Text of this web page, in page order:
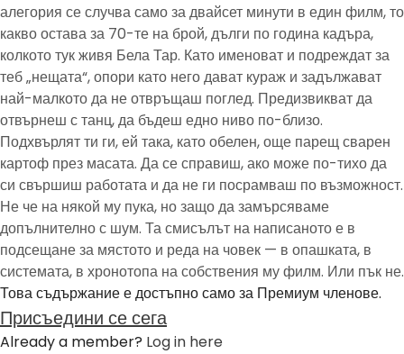
алегория се случва само за двайсет минути в един филм, то
какво остава за 70-те на брой, дълги по година кадъра,
колкото тук живя Бела Тар. Като именоват и подреждат за
теб „нещата“, опори като него дават кураж и задължават
най-малкото да не отвръщаш поглед. Предизвикват да
отвърнеш с танц, да бъдеш едно ниво по-близо.
Подхвърлят ти ги, ей така, като обелен, още парещ сварен
картоф през масата. Да се справиш, ако може по-тихо да
си свършиш работата и да не ги посрамваш по възможност.
Не че на някой му пука, но защо да замърсяваме
допълнително с шум. Та смисълът на написаното е в
подсещане за мястото и реда на човек — в опашката, в
системата, в хронотопа на собствения му филм. Или пък не.
Това съдържание е достъпно само за Премиум членове.
Присъедини се сега
Already a member? Log in here